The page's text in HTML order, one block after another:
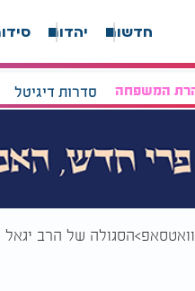
חדשות יהדות
המשפחה סדרות דיגיטל
הסגולה של הרב